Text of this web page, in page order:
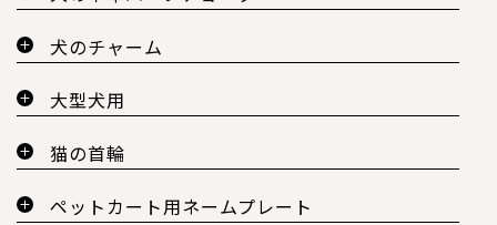
犬のチャーム
大型犬用
猫の首輪
ペットカート用ネームプレート